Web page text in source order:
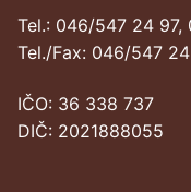
Tel.: 046/547 24
Tel./Fax: 046/547
IČO: 36 338 737
DIČ: 2021888055